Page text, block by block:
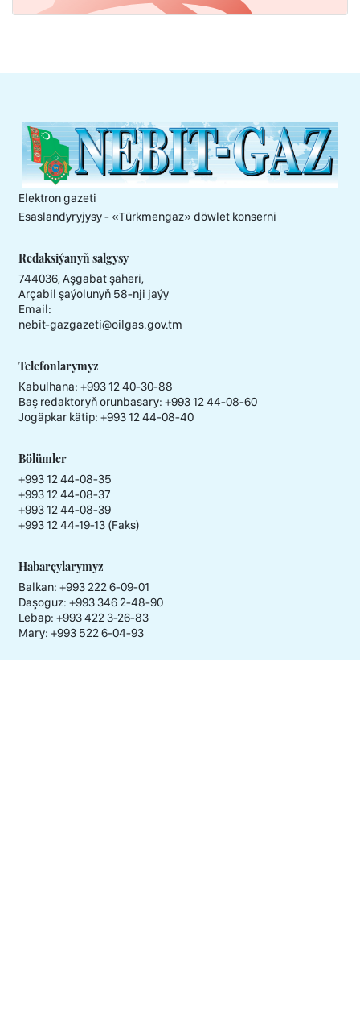
Elektron gazeti
Esaslandyryjysy - «Тürkmengaz» döwlet konserni
Redaksiýanyň salgysy
744036, Aşgabat şäheri,
Arçabil şaýolunyň 58-nji jaýy
Email:
nebit-gazgazeti@oilgas.gov.tm
Telefonlarymyz
Kabulhana: +993 12 40-30-88
Baş redaktoryň orunbasary: +993 12 44-08-60
Jogäpkar kätip: +993 12 44-08-40
Bölümler
+993 12 44-08-35
+993 12 44-08-37
+993 12 44-08-39
+993 12 44-19-13 (Faks)
Habarçylarymyz
Balkan: +993 222 6-09-01
Daşoguz: +993 346 2-48-90
Lebap: +993 422 3-26-83
Mary: +993 522 6-04-93